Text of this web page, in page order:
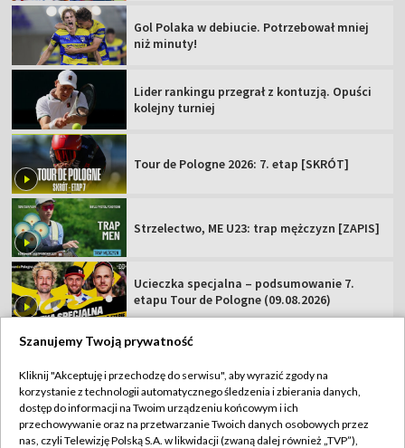
Gol Polaka w debiucie. Potrzebował mniej
niż minuty!
Lider rankingu przegrał z kontuzją. Opuści
kolejny turniej
Tour de Pologne 2026: 7. etap [SKRÓT]
Strzelectwo, ME U23: trap mężczyzn [ZAPIS]
Ucieczka specjalna – podsumowanie 7.
etapu Tour de Pologne (09.08.2026)
TVP
Abonament TVP
Regulamin TVP
Szanujemy Twoją prywatność
Kliknij "Akceptuję i przechodzę do serwisu", aby wyrazić zgody na
korzystanie z technologii automatycznego śledzenia i zbierania danych,
dostęp do informacji na Twoim urządzeniu końcowym i ich
przechowywanie oraz na przetwarzanie Twoich danych osobowych przez
nas, czyli Telewizję Polską S.A. w likwidacji (zwaną dalej również „TVP”),